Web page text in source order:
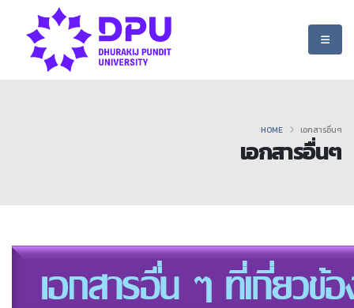
เอกสารอื่นๆ
HOME เอกสารอื่นๆ